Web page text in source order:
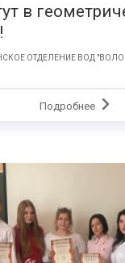
в
ОТДЕЛЕНИЕ ВОД
Подробнее